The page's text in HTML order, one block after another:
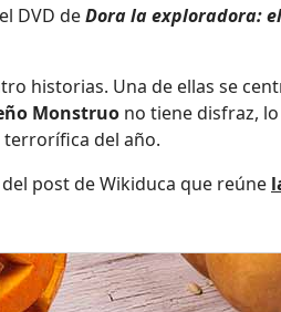
DVD deDora la exploradora:
historias. Una de ellas se
Monstruo no tiene disfraz,
del año.
post de Wikiduca que reúne